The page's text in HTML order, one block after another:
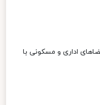
اداری و مسکونی با